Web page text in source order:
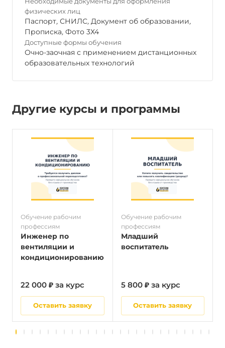
физических лиц
Паспорт, СНИЛС, Документ об образовании,
Прописка, Фото 3Х4
Доступные формы обучения
Очно-заочная с применением дистанционных
образовательных технологий
Другие курсы и программы
Обучение рабочим
профессиям
Инженер по
вентиляции и
кондиционированию
22 000 ₽ за курс
Оставить заявку
Обучение рабочим
профессиям
Младший
воспитатель
5 800 ₽ за курс
Оставить заявку